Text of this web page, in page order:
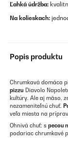
Ľahká údržba:
Na kolieskach:
Popis produktu
Chrumkavá domáca
pizzu Diavolo
kultúry. Ale aj mäso,
nezameniteľnú chuť.
veľa miesta na
Ohnivá chuť: s pecou
podariac chrumkavé